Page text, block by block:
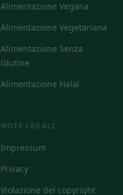
Alimentazione Vegana
Alimentazione Vegetariana
Alimentazione Senza
Glutine
Alimentazione Halal
NOTE LEGALI
Impressum
Privacy
Violazione del copyright